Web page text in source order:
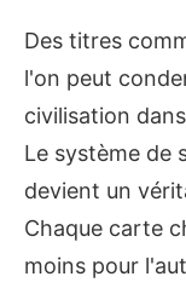
Des titres
l'on peut
civilisation
Le système de
devient un
Chaque carte
moins pour